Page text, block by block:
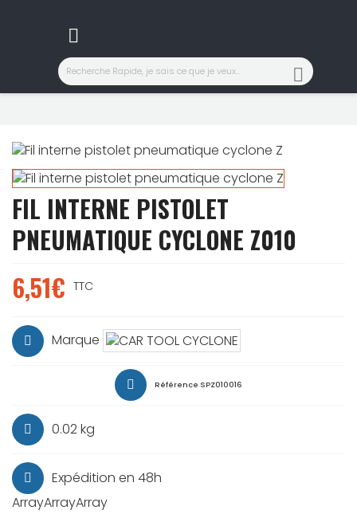


FIL INTERNE PISTOLET
PNEUMATIQUE CYCLONE Z010
6,51€ TTC
Marque
Référence SPZ010016
0.02 kg
Expédition en 48h
ArrayArrayArray